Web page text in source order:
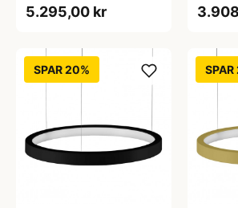
5.295,00 kr
SPAR 20% SPAR